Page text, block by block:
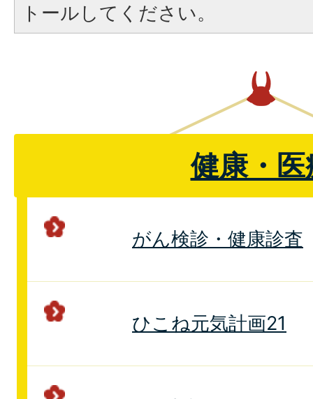
トールしてください。
健康・医
がん検診・健康診査
ひこね元気計画21